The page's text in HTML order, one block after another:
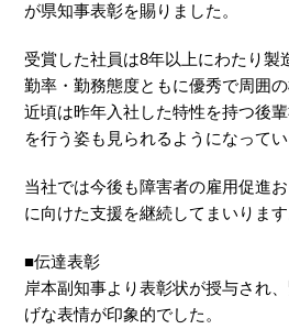
が県知事表彰を賜りました。
受賞した社員は8年以上にわたり製
勤率・勤務態度ともに優秀で周囲
近頃は昨年入社した特性を持つ後
を行う姿も見られるようになってい
当社では今後も障害者の雇用促進
に向けた支援を継続してまいります
■伝達表彰
岸本副知事より表彰状が授与され
げな表情が印象的でした。